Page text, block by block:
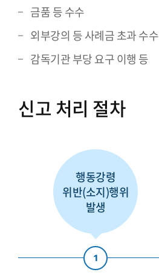
금품 등 수수
외부강의 등 사례금 초과 수수
감독기관 부당 요구 이행 등
신고 처리 절차
행동강령
위반(소지)행위
발생
1